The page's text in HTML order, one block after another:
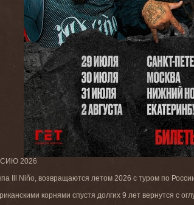
2026
Ill Niño, возвращаются летом 2026 с туром по
корнями спустя долгих 9 лет вернутся с